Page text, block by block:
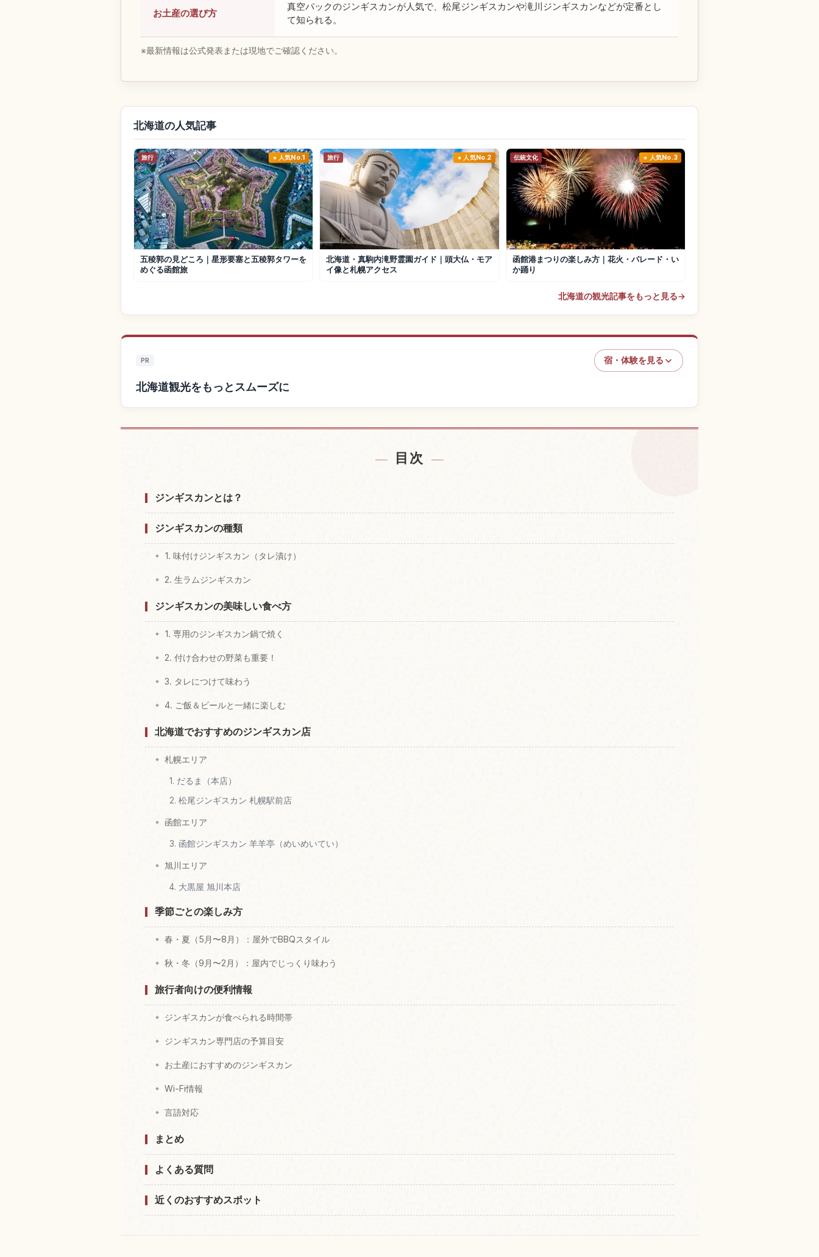
お土産の選び方
真空パックのジンギスカンが人気で、松尾ジンギスカンや滝川ジンギスカンなどが定番とし
て知られる。
※最新情報は公式発表または現地でご確認ください。
北海道の人気記事
旅行 人気No.1
五稜郭の見どころ｜星形要塞と五稜郭タワーを
めぐる函館旅
旅行 人気No.2
北海道・真駒内滝野霊園ガイド｜頭大仏・モア
イ像と札幌アクセス
伝統文化 人気No.3
函館港まつりの楽しみ方｜花火・パレード・い
か踊り
北海道の観光記事をもっと見る→
PR 宿・体験を見る
北海道観光をもっとスムーズに
目次
ジンギスカンとは？
ジンギスカンの種類
1. 味付けジンギスカン（タレ漬け）
2. 生ラムジンギスカン
ジンギスカンの美味しい食べ方
1. 専用のジンギスカン鍋で焼く
2. 付け合わせの野菜も重要！
3. タレにつけて味わう
4. ご飯＆ビールと一緒に楽しむ
北海道でおすすめのジンギスカン店
札幌エリア
1. だるま（本店）
2. 松尾ジンギスカン 札幌駅前店
函館エリア
3. 函館ジンギスカン 羊羊亭（めいめいてい）
旭川エリア
4. 大黒屋 旭川本店
季節ごとの楽しみ方
春・夏（5月〜8月）：屋外でBBQスタイル
秋・冬（9月〜2月）：屋内でじっくり味わう
旅行者向けの便利情報
ジンギスカンが食べられる時間帯
ジンギスカン専門店の予算目安
お土産におすすめのジンギスカン
Wi-Fi情報
言語対応
まとめ
よくある質問
近くのおすすめスポット